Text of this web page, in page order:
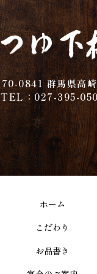
0841 群馬県高
TEL：027-395-
ホーム
こだわり
お品書き